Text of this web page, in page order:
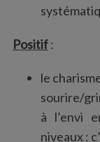
Positif:
le
sourire/
à l’envi
niveaux :